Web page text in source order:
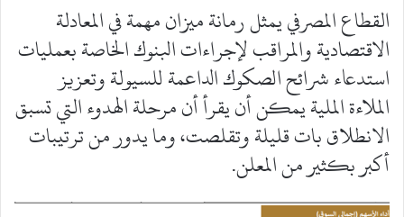
القطاع المصرفي يمثل رمانة ميزان مهمة في المعادلة
الاقتصادية والمراقب لإجراءات البنوك الخاصة بعمليات
استدعاء شرائح الصكوك الداعمة للسيولة وتعزيز
الملاءة الملية يمكن أن يقرأ أن مرحلة الهدوء التي تسبق
الانطلاق بات قليلة وتقلصت، وما يدور من ترتيبات
أكبر بكثير من المعلن.